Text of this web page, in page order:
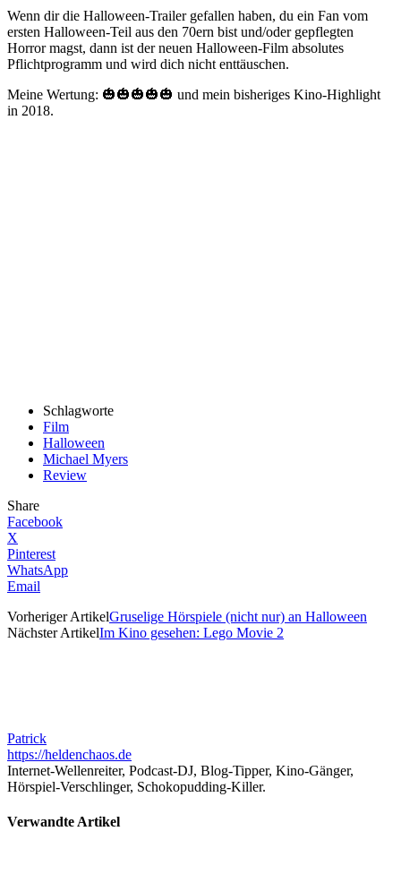
Wenn dir die Halloween-Trailer gefallen haben, du ein Fan vom
ersten Halloween-Teil aus den 70ern bist und/oder gepflegten
Horror magst, dann ist der neuen Halloween-Film absolutes
Pflichtprogramm und wird dich nicht enttäuschen.
Meine Wertung: 🎃🎃🎃🎃🎃 und mein bisheriges Kino-Highlight
in 2018.
Schlagworte
Film
Halloween
Michael Myers
Review
Share
Facebook
X
Pinterest
WhatsApp
Email
Vorheriger ArtikelGruselige Hörspiele (nicht nur) an Halloween
Nächster ArtikelIm Kino gesehen: Lego Movie 2
Patrick
https://heldenchaos.de
Internet-Wellenreiter, Podcast-DJ, Blog-Tipper, Kino-Gänger,
Hörspiel-Verschlinger, Schokopudding-Killer.
Verwandte Artikel